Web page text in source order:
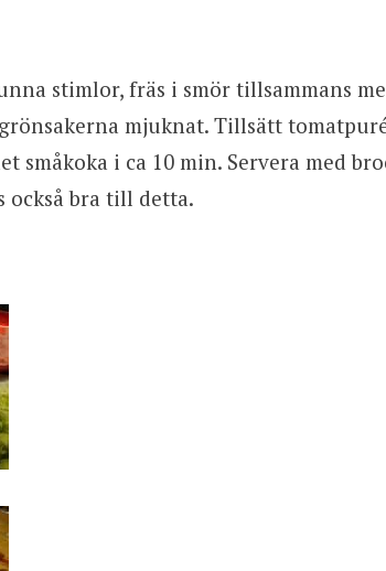
stimlor, fräs i smör tillsammans
mjuknat. Tillsätt
småkoka i ca 10 min. Servera med
också bra till detta.